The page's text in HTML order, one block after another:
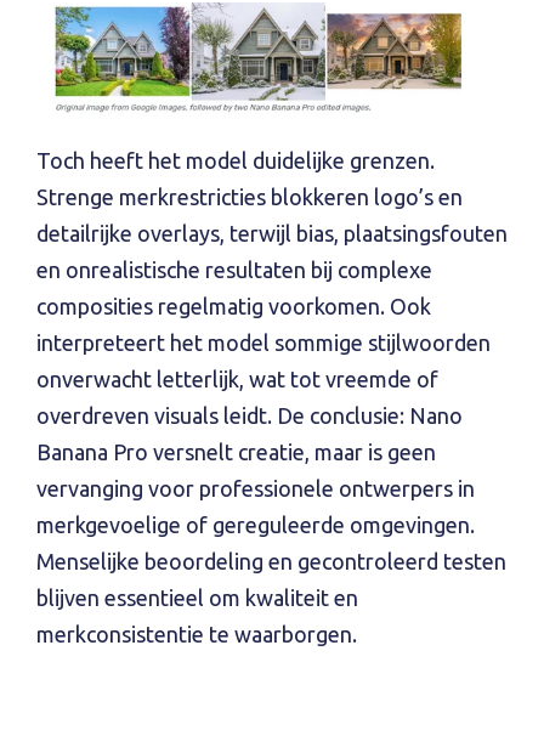
Toch heeft het model duidelijke grenzen.
Strenge merkrestricties blokkeren logo’s en
detailrijke overlays, terwijl bias, plaatsingsfouten
en onrealistische resultaten bij complexe
composities regelmatig voorkomen. Ook
interpreteert het model sommige stijlwoorden
onverwacht letterlijk, wat tot vreemde of
overdreven visuals leidt. De conclusie: Nano
Banana Pro versnelt creatie, maar is geen
vervanging voor professionele ontwerpers in
merkgevoelige of gereguleerde omgevingen.
Menselijke beoordeling en gecontroleerd testen
blijven essentieel om kwaliteit en
merkconsistentie te waarborgen.